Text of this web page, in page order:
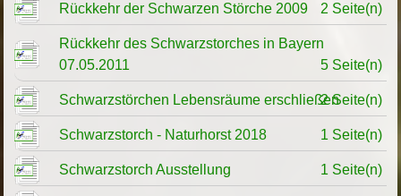
Rückkehr der Schwarzen Störche 2009 2 Seite(n)
Rückkehr des Schwarzstorches in Bayern
07.05.2011
5 Seite(n)
Schwarzstörchen Lebensräume erschließen2 Seite(n)
Schwarzstorch - Naturhorst 2018 1 Seite(n)
Schwarzstorch Ausstellung 1 Seite(n)